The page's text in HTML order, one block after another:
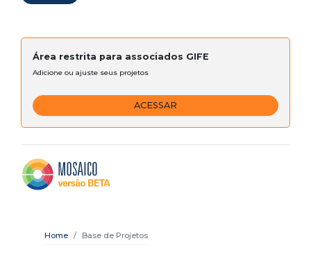
Área restrita para associados GIFE
Adicione ou ajuste seus projetos
ACESSAR
Home Base de Projetos